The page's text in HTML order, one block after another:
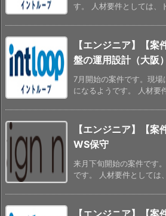
す。 人材要件としては、
【エンジニア】【
盤の運用設計（大阪）
7月開始の案件です。現場
になるようです。 人材要
【エンジニア】【
WS保守
来月下旬開始の案件です
です。 人材要件としては
【エンジニア】【案